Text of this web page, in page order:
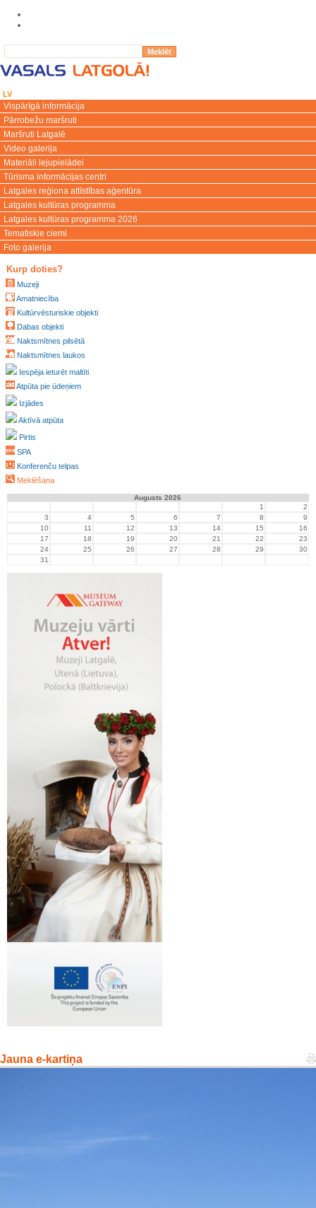
LV
Vispārīgā informācija
Pārrobežu maršruti
Maršruti Latgalē
Video galerija
Materiāli lejupielādei
Tūrisma informācijas centri
Latgales reģiona attīstības aģentūra
Latgales kultūras programma
Latgales kultūras programma 2026
Tematiskie ciemi
Foto galerija
Kurp doties?
Muzeji
Amatniecība
Kultūrvēsturiskie objekti
Dabas objekti
Naktsmītnes pilsētā
Naktsmītnes laukos
Iespēja ieturēt maltīti
Atpūta pie ūdeņiem
Izjādes
Aktīvā atpūta
Pirtis
SPA
Konferenču telpas
Meklēšana
Augusts 2026
1
2
3
4 5 6 7 8
9
10
11 12 13 14 15
16
17
18 19 20 21 22
23
24
25 26 27 28 29
30
31
Jauna e-kartiņa